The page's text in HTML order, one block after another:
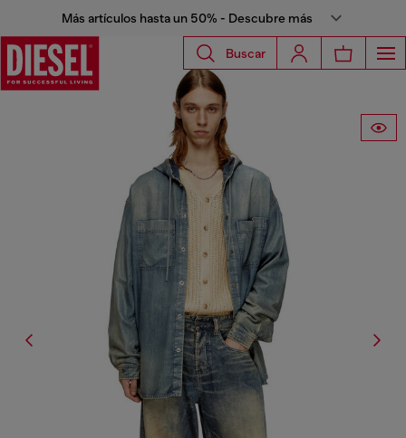
Más artículos hasta un 50% - Descubre más
Buscar